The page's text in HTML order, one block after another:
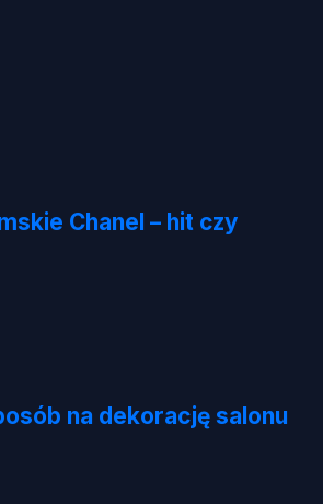
Chanel – hit czy
na dekorację salonu